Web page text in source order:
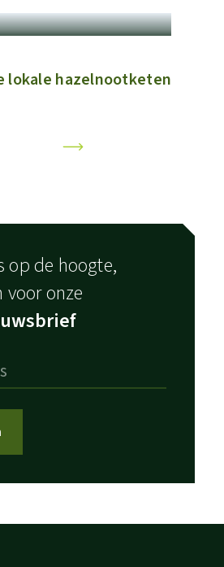
lokale hazelnootketen
op de hoogte,
onze